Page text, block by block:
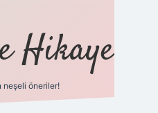
Hikaye
neşeli öneriler!